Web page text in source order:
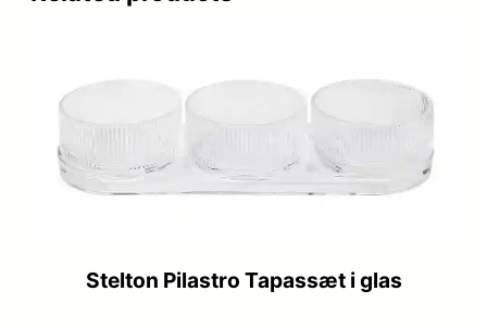
Stelton Pilastro Tapassæt i glas